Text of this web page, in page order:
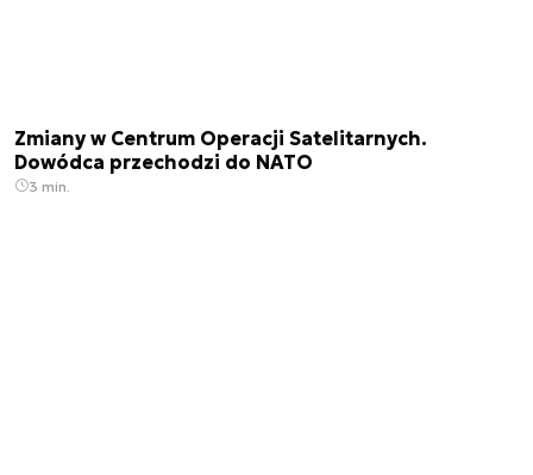
Zmiany w Centrum Operacji Satelitarnych.
Dowódca przechodzi do NATO
3 min.